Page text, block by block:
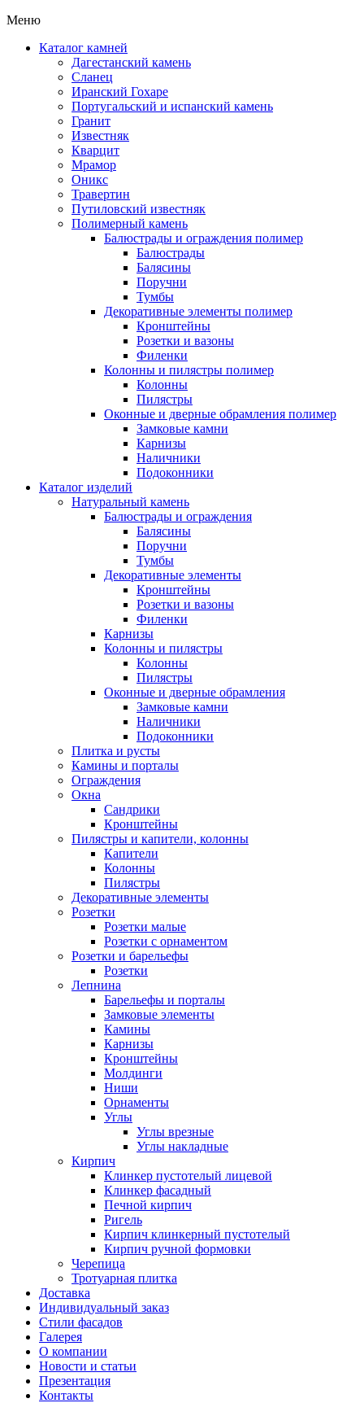
Меню
Каталог камней
Дагестанский камень
Сланец
Иранский Гохаре
Португальский и испанский камень
Гранит
Известняк
Кварцит
Мрамор
Оникс
Травертин
Путиловский известняк
Полимерный камень
Балюстрады и ограждения полимер
Балюстрады
Балясины
Поручни
Тумбы
Декоративные элементы полимер
Кронштейны
Розетки и вазоны
Филенки
Колонны и пилястры полимер
Колонны
Пилястры
Оконные и дверные обрамления полимер
Замковые камни
Карнизы
Наличники
Подоконники
Каталог изделий
Натуральный камень
Балюстрады и ограждения
Балясины
Поручни
Тумбы
Декоративные элементы
Кронштейны
Розетки и вазоны
Филенки
Карнизы
Колонны и пилястры
Колонны
Пилястры
Оконные и дверные обрамления
Замковые камни
Наличники
Подоконники
Плитка и русты
Камины и порталы
Ограждения
Окна
Сандрики
Кронштейны
Пилястры и капители, колонны
Капители
Колонны
Пилястры
Декоративные элементы
Розетки
Розетки малые
Розетки с орнаментом
Розетки и барельефы
Розетки
Лепнина
Барельефы и порталы
Замковые элементы
Камины
Карнизы
Кронштейны
Молдинги
Ниши
Орнаменты
Углы
Углы врезные
Углы накладные
Кирпич
Клинкер пустотелый лицевой
Клинкер фасадный
Печной кирпич
Ригель
Кирпич клинкерный пустотелый
Кирпич ручной формовки
Черепица
Тротуарная плитка
Доставка
Индивидуальный заказ
Стили фасадов
Галерея
О компании
Новости и статьи
Презентация
Контакты